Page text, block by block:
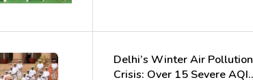
flagship leadership initiative,
to building future-ready Public
Sector leaders. The batch
Delhi’s Winter Air Pollution
Crisis: Over 15 Severe AQI